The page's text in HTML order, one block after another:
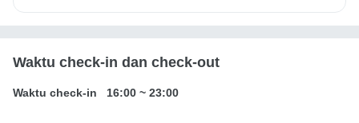
Waktu check-in dan check-out
Waktu check-in 16:00 ~ 23:00